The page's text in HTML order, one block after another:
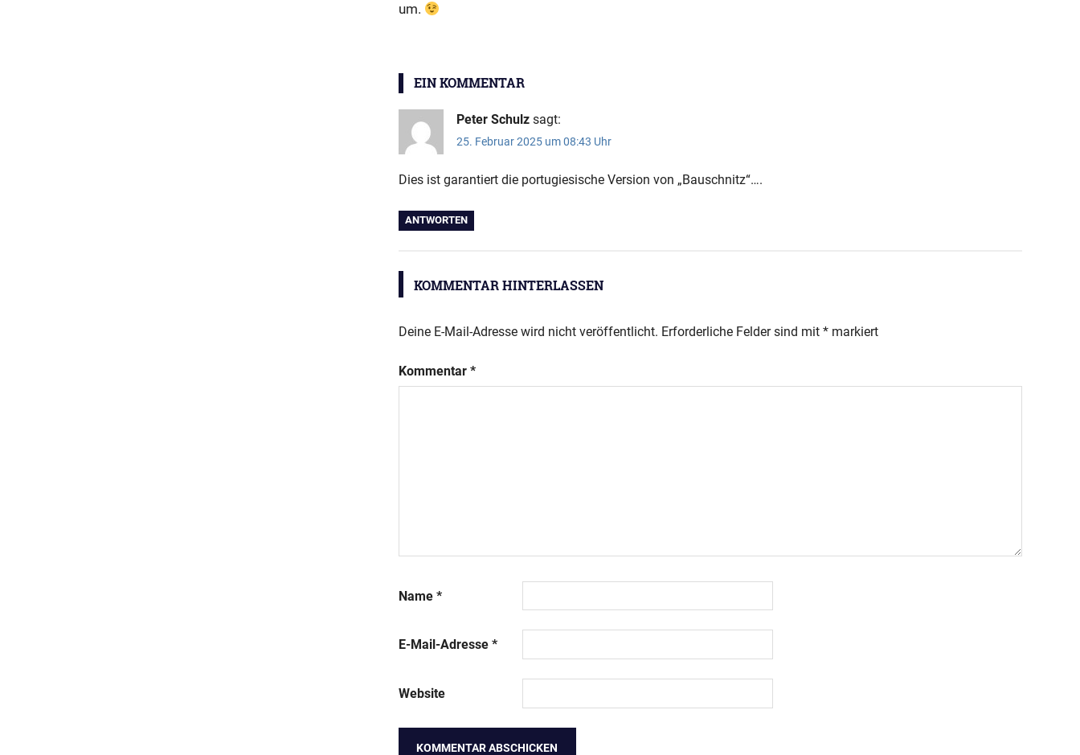
um.
EIN KOMMENTAR
Peter Schulz sagt:
25. Februar 2025 um 08:43 Uhr
Dies ist garantiert die portugiesische Version von „Bauschnitz“….
ANTWORTEN
KOMMENTAR HINTERLASSEN
Deine E-Mail-Adresse wird nicht veröffentlicht. Erforderliche Felder sind mit * markiert
Kommentar *
Name *
E-Mail-Adresse *
Website